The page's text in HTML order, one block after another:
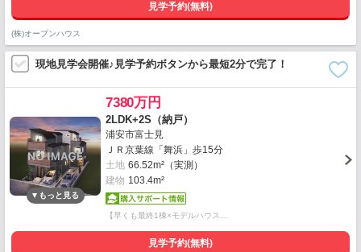
見学予約(無料)
(株)オープンハウス
現地見学会開催♪見学予約ボタンから最短2分で完了！
7380万円
2LDK+2S（納戸）
浦安市富士見
ＪＲ京葉線「舞浜」歩15分
土地 66.52m²（実測）
建物 103.4m²
【早くも最終1棟×モデルハウス…
見学予約(無料)